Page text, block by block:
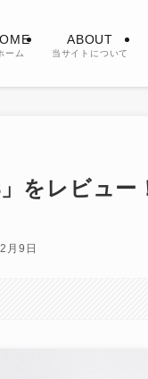
ーム
ABOUT
当サイトについて
をレビュー
月9日